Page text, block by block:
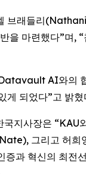
래들리
을 마련했다”며,
AI와의
게 되었다”고 밝혔
사장은 “KAU와
그리고 허희
과 혁신의 최전